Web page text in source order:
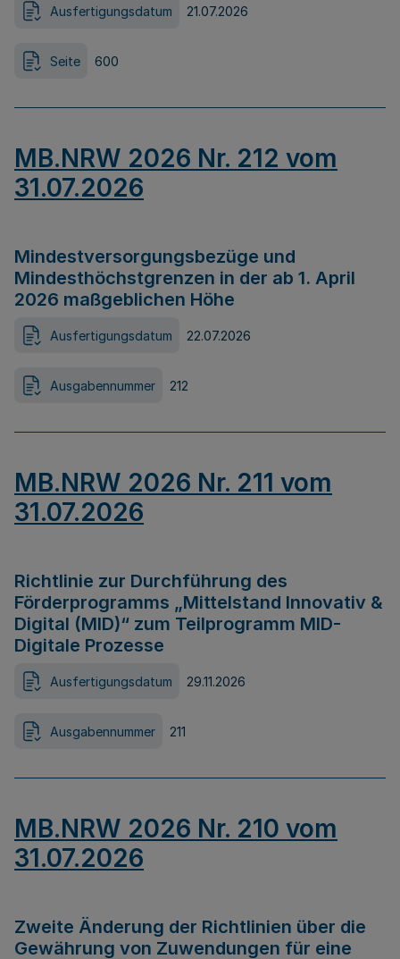
Ausfertigungsdatum 21.07.2026
Seite 600
MB.NRW 2026 Nr. 212 vom
31.07.2026
Mindestversorgungsbezüge und
Mindesthöchstgrenzen in der ab 1. April
2026 maßgeblichen Höhe
Ausfertigungsdatum 22.07.2026
Ausgabennummer 212
MB.NRW 2026 Nr. 211 vom
31.07.2026
Richtlinie zur Durchführung des
Förderprogramms „Mittelstand Innovativ &
Digital (MID)“ zum Teilprogramm MID-
Digitale Prozesse
Ausfertigungsdatum 29.11.2026
Ausgabennummer 211
MB.NRW 2026 Nr. 210 vom
31.07.2026
Zweite Änderung der Richtlinien über die
Gewährung von Zuwendungen für eine